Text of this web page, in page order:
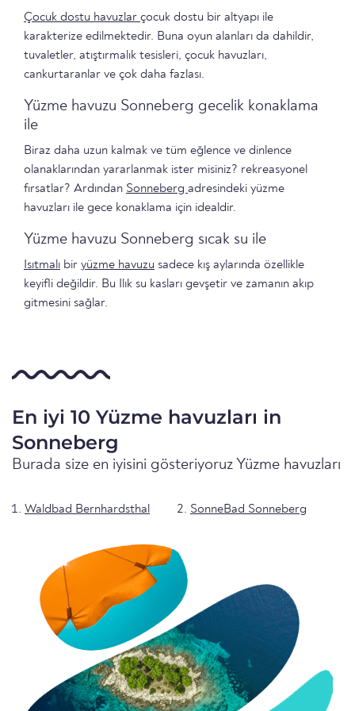
Çocuk dostu havuzlar çocuk dostu bir altyapı ile
karakterize edilmektedir. Buna oyun alanları da dahildir,
tuvaletler, atıştırmalık tesisleri, çocuk havuzları,
cankurtaranlar ve çok daha fazlası.
Yüzme havuzu Sonneberg gecelik konaklama
ile
Biraz daha uzun kalmak ve tüm eğlence ve dinlence
olanaklarından yararlanmak ister misiniz? rekreasyonel
fırsatlar? Ardından Sonneberg adresindeki yüzme
havuzları ile gece konaklama için idealdir.
Yüzme havuzu Sonneberg sıcak su ile
Isıtmalı bir yüzme havuzu sadece kış aylarında özellikle
keyifli değildir. Bu Ilık su kasları gevşetir ve zamanın akıp
gitmesini sağlar.
En iyi 10 Yüzme havuzları in
Sonneberg
Burada size en iyisini gösteriyoruz Yüzme havuzları
Waldbad Bernhardsthal SonneBad Sonneberg